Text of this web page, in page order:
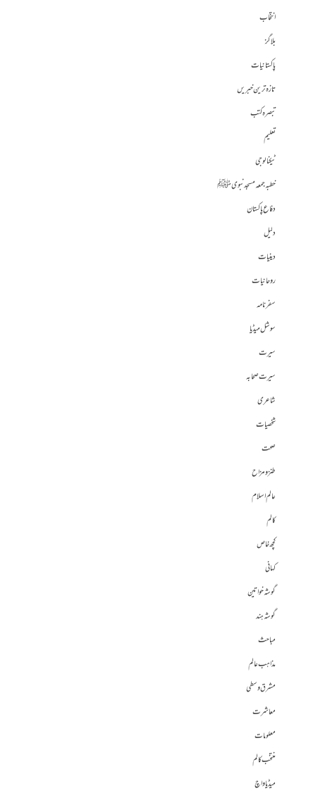
انتخاب
بلاگز
پاکستانیات
تازہ ترین خبریں
تبصرہ کتب
تعلیم
ٹیکنالوجی
خطبہ جمعہ مسجد نبوی ﷺ
دفاع پاکستان
دلیل
دینیات
روحانیات
سفرنامہ
سوشل میڈیا
سیرت
سیرت صحابہ
شاعری
شخصیات
صحت
طنز و مزاح
عالم اسلام
کالم
کچھ خاص
کہانی
گوشہ خواتین
گوشہ ہند
مباحث
مذاہب عالم
مشرق وسطی
معاشرت
معلومات
منتخب کالم
میڈیا واچ